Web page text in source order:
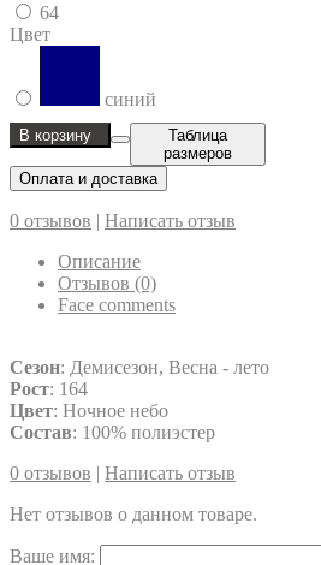
64
Цвет
синий
В корзину
Таблица
размеров
Оплата и доставка
0 отзывов | Написать отзыв
Описание
Отзывов (0)
Face comments
Сезон: Демисезон, Весна - лето
Рост: 164
Цвет: Ночное небо
Состав: 100% полиэстер
0 отзывов | Написать отзыв
Нет отзывов о данном товаре.
Ваше имя: